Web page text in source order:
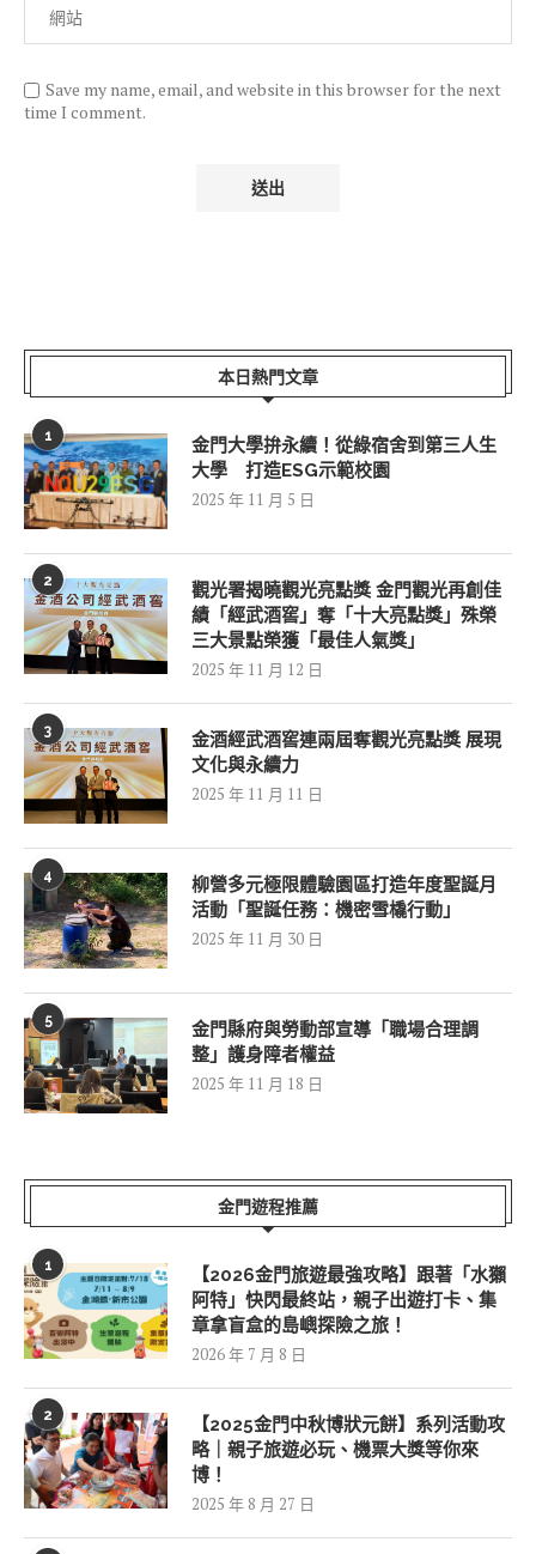
Save my name, email, and website in this browser for the next
time I comment.
本日熱門文章
1
金門大學拚永續！從綠宿舍到第三人生
大學 打造ESG示範校園
2025 年 11 月 5 日
2
觀光署揭曉觀光亮點獎 金門觀光再創佳
績「經武酒窖」奪「十大亮點獎」殊榮
三大景點榮獲「最佳人氣獎」
2025 年 11 月 12 日
3
金酒經武酒窖連兩屆奪觀光亮點獎 展現
文化與永續力
2025 年 11 月 11 日
4
柳營多元極限體驗園區打造年度聖誕月
活動「聖誕任務：機密雪橇行動」
2025 年 11 月 30 日
5
金門縣府與勞動部宣導「職場合理調
整」護身障者權益
2025 年 11 月 18 日
金門遊程推薦
1
【2026金門旅遊最強攻略】跟著「水獺
阿特」快閃最終站，親子出遊打卡、集
章拿盲盒的島嶼探險之旅！
2026 年 7 月 8 日
2
【2025金門中秋博狀元餅】系列活動攻
略｜親子旅遊必玩、機票大獎等你來
博！
2025 年 8 月 27 日